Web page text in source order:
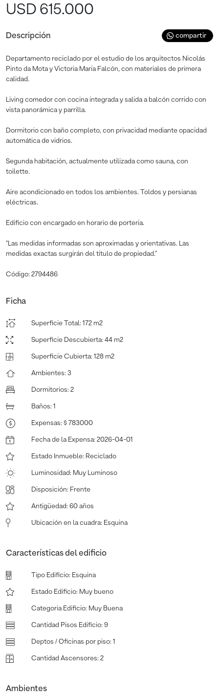
USD 615.000
Descripción compartir
Departamento reciclado por el estudio de los arquitectos Nicolás
Pinto da Mota y Victoria María Falcón, con materiales de primera
calidad.
Living comedor con cocina integrada y salida a balcón corrido con
vista panorámica y parrilla.
Dormitorio con baño completo, con privacidad mediante opacidad
automática de vidrios.
Segunda habitación, actualmente utilizada como sauna, con
toilette.
Aire acondicionado en todos los ambientes. Toldos y persianas
eléctricas.
Edificio con encargado en horario de portería.
"Las medidas informadas son aproximadas y orientativas. Las
medidas exactas surgirán del título de propiedad."
Código: 2794486
Ficha
Superficie Total : 172 m2
Superficie Descubierta: 44 m2
Superficie Cubierta: 128 m2
Ambientes: 3
Dormitorios: 2
Baños: 1
Expensas: $ 783000
Fecha de la Expensa: 2026-04-01
Estado Inmueble: Reciclado
Luminosidad: Muy Luminoso
Disposición: Frente
Antigüedad: 60 años
Ubicación en la cuadra: Esquina
Características del edificio
Tipo Edificio: Esquina
Estado Edificio: Muy bueno
Categoria Edificio: Muy Buena
Cantidad Pisos Edificio: 9
Deptos / Oficinas por piso: 1
Cantidad Ascensores: 2
Ambientes